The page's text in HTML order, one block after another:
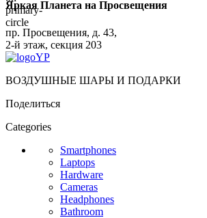
Яркая Планета на Просвещения
пр. Просвещения, д. 43,
2-й этаж, секция 203
ВОЗДУШНЫЕ ШАРЫ И ПОДАРКИ
Поделиться
Categories
Smartphones
Laptops
Hardware
Cameras
Headphones
Bathroom